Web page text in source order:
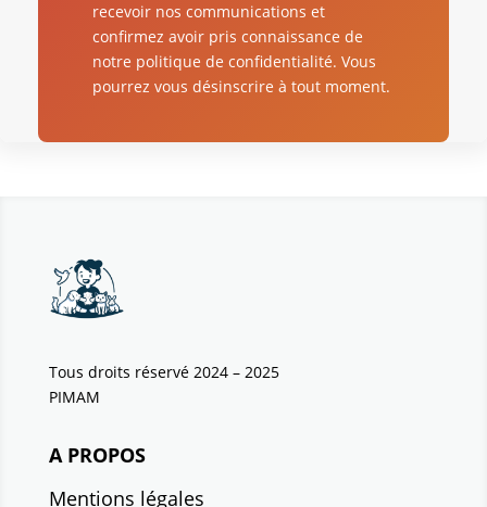
recevoir nos communications et
confirmez avoir pris connaissance de
notre politique de confidentialité. Vous
pourrez vous désinscrire à tout moment.
Tous droits réservé 2024 – 2025
PIMAM
A PROPOS
Mentions légales